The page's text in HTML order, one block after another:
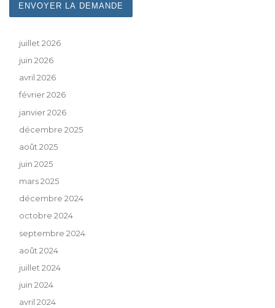
juillet 2026
juin 2026
avril 2026
février 2026
janvier 2026
décembre 2025
août 2025
juin 2025
mars 2025
décembre 2024
octobre 2024
septembre 2024
août 2024
juillet 2024
juin 2024
avril 2024